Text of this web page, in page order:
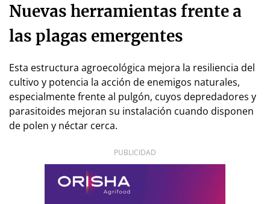
Nuevas herramientas frente a
las plagas emergentes
Esta estructura agroecológica mejora la resiliencia del
cultivo y potencia la acción de enemigos naturales,
especialmente frente al pulgón, cuyos depredadores y
parasitoides mejoran su instalación cuando disponen
de polen y néctar cerca.
PUBLICIDAD